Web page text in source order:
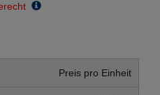
Preis pro Einheit